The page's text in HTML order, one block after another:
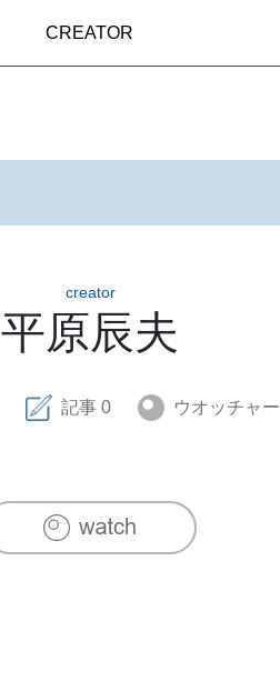
CREATOR
creator
平原辰夫
記事 0 ウオッチャー